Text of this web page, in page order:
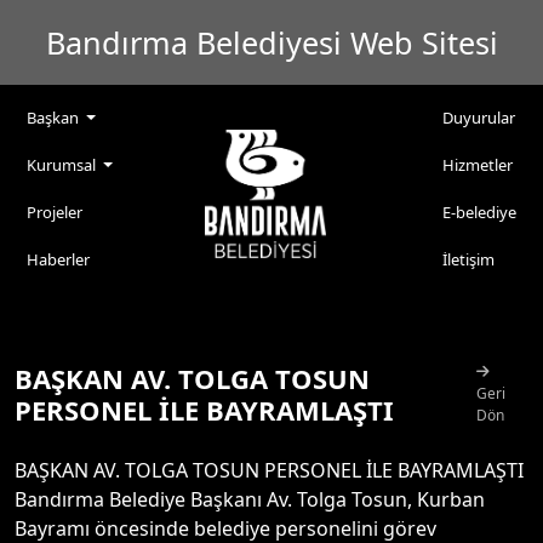
Bandırma Belediyesi Web Sitesi
Başkan
Kurumsal
Projeler
Haberler
Duyurular
Hizmetler
E-belediye
İletişim
BAŞKAN AV. TOLGA TOSUN
PERSONEL İLE BAYRAMLAŞTI
Geri
Dön
BAŞKAN AV. TOLGA TOSUN PERSONEL İLE BAYRAMLAŞTI
Bandırma Belediye Başkanı Av. Tolga Tosun, Kurban
Bayramı öncesinde belediye personelini görev